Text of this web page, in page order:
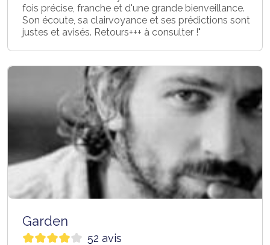
fois précise, franche et d'une grande bienveillance.
Son écoute, sa clairvoyance et ses prédictions sont
justes et avisés. Retours+++ à consulter !"
Garden
52 avis